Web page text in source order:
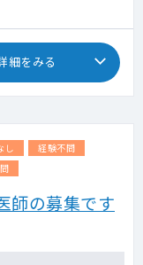
細をみる
し
経験不問
師の募集です